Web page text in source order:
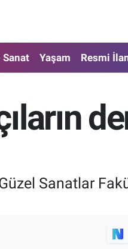
Yaşam Resmi
Sanatlar